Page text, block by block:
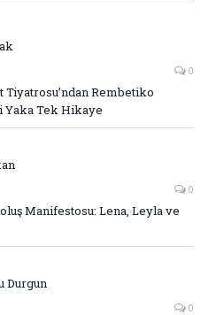
0
Rembetiko
Yaka Tek Hikaye
0
Manifestosu: Lena, Leyla ve
Durgun
0